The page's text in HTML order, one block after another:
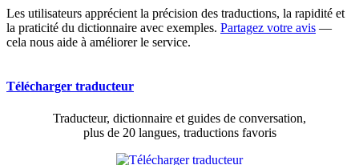
Les utilisateurs apprécient la précision des traductions, la rapidité et
la praticité du dictionnaire avec exemples. Partagez votre avis —
cela nous aide à améliorer le service.
Télécharger traducteur
Traducteur, dictionnaire et guides de conversation,
plus de 20 langues, traductions favoris